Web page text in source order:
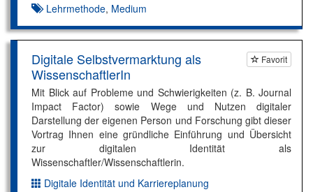
Lehrmethode, Medium
Favorit
Digitale Selbstvermarktung als
WissenschaftlerIn
Mit Blick auf Probleme und Schwierigkeiten (z. B. Journal
Impact Factor) sowie Wege und Nutzen digitaler
Darstellung der eigenen Person und Forschung gibt dieser
Vortrag Ihnen eine gründliche Einführung und Übersicht
zur digitalen Identität als
Wissenschaftler/Wissenschaftlerin.
Dimension:
Digitale Identität und Karriereplanung